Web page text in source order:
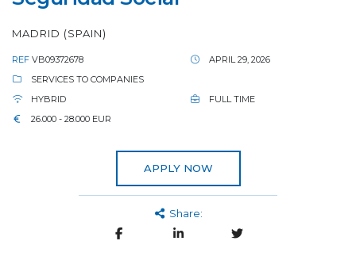
MADRID (SPAIN)
REF VB09372678
APRIL 29, 2026
SERVICES TO COMPANIES
HYBRID
FULL TIME
26.000 - 28.000 EUR
APPLY NOW
Share: